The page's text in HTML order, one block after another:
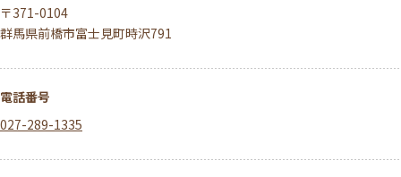
〒371-0104
群馬県前橋市富士見町時沢791
電話番号
027-289-1335